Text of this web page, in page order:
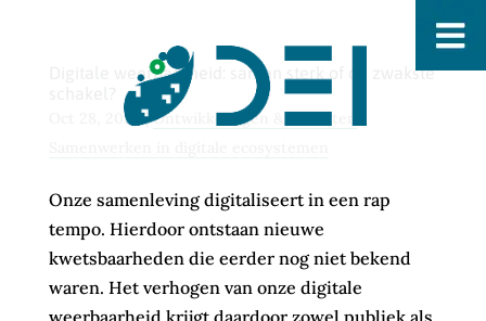
Digitale weerbaarheid: samen sterk of de zwakste
Oct 28, 2024 |Ontwikkelingen & Inzichten
Onze samenleving digitaliseert in een rap
tempo. Hierdoor ontstaan nieuwe
kwetsbaarheden die eerder nog niet bekend
waren. Het verhogen van onze digitale
weerbaarheid krijgt daardoor zowel publiek als